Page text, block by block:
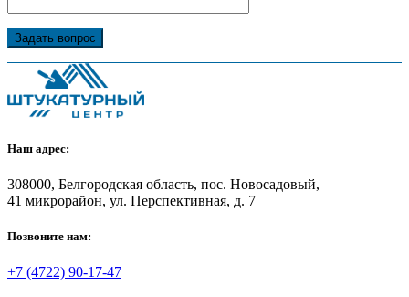
Задать вопрос
Наш адрес:
308000, Белгородская область, пос. Новосадовый,
41 микрорайон, ул. Перспективная, д. 7
Позвоните нам:
+7 (4722) 90-17-47